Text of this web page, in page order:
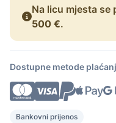
Na licu mjesta se
500 €.
Dostupne metode
Bankovni prijenos